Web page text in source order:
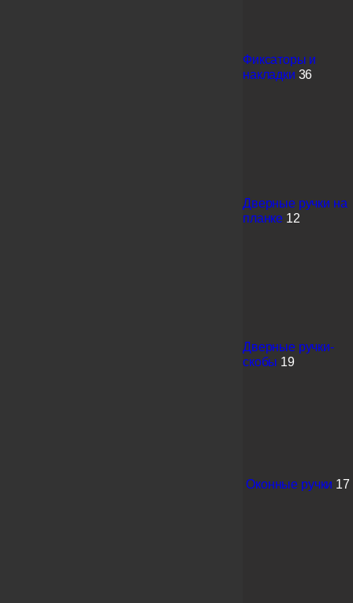
Фиксаторы и
накладки 36
Дверные ручки на
планке 12
Дверные ручки-
скобы 19
Оконные ручки 17